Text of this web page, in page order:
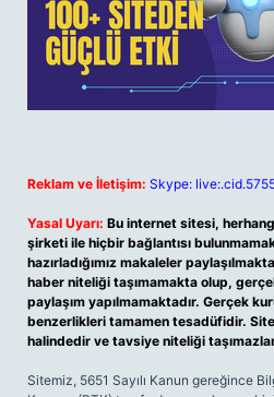
Reklam ve İletişim: Skype:
Yasal Uyarı: Bu internet sitesi,
şirketi ile hiçbir bağlantısı
hazırladığımız makaleler
haber niteliği taşımamakta olup,
paylaşım yapılmamaktadır. Gerçek
benzerlikleri tamamen tesadüfidir.
halindedir ve tavsiye niteliği
Sitemiz, 5651 Sayılı Kanun gereğince